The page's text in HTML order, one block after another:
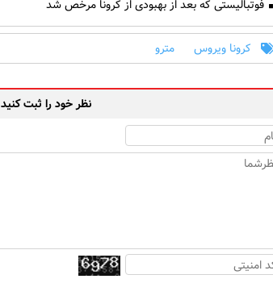
فوتبالیستی که بعد از بهبودی از کرونا مرخص شد
کرونا ویروس مترو
نظر خود را ثبت کنید